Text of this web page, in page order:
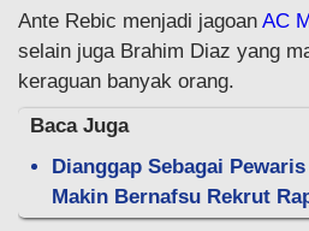
Ante Rebic menjadi jagoan AC
selain juga Brahim Diaz yang
keraguan banyak orang.
Baca Juga
Dianggap Sebagai
Makin Bernafsu Rekrut